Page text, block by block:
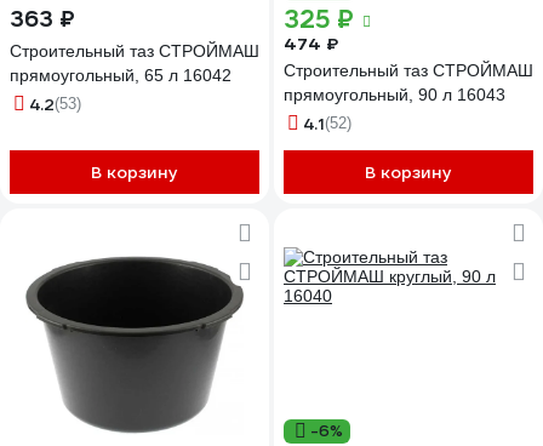
363 ₽
Строительный таз СТРОЙМАШ
прямоугольный, 65 л 16042
4.2(53)
В корзину
325 ₽
474 ₽
Строительный таз СТРОЙМАШ
прямоугольный, 90 л 16043
4.1(52)
В корзину
-6%